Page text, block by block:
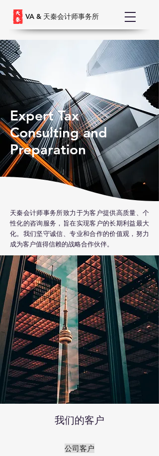
VA & 天秦会计师事务所
Expert Tax
Consulting and
Preparation
天秦会计师事务所致力于为客户提供高质量、个
性化的咨询服务，旨在实现客户的长期利益最大
化。我们坚守诚信、专业和合作的价值观，努力
成为客户值得信赖的战略合作伙伴。
我们的客户
公司客户